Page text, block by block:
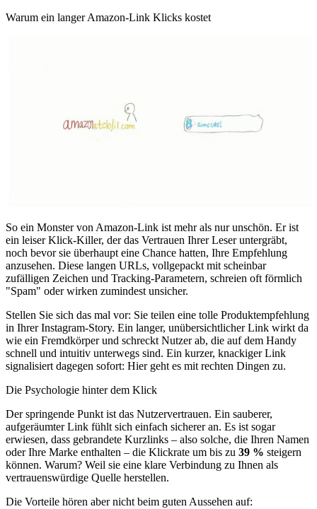
Warum ein langer Amazon-Link Klicks kostet
So ein Monster von Amazon-Link ist mehr als nur unschön. Er ist
ein leiser Klick-Killer, der das Vertrauen Ihrer Leser untergräbt,
noch bevor sie überhaupt eine Chance hatten, Ihre Empfehlung
anzusehen. Diese langen URLs, vollgepackt mit scheinbar
zufälligen Zeichen und Tracking-Parametern, schreien oft förmlich
"Spam" oder wirken zumindest unsicher.
Stellen Sie sich das mal vor: Sie teilen eine tolle Produktempfehlung
in Ihrer Instagram-Story. Ein langer, unübersichtlicher Link wirkt da
wie ein Fremdkörper und schreckt Nutzer ab, die auf dem Handy
schnell und intuitiv unterwegs sind. Ein kurzer, knackiger Link
signalisiert dagegen sofort: Hier geht es mit rechten Dingen zu.
Die Psychologie hinter dem Klick
Der springende Punkt ist das Nutzervertrauen. Ein sauberer,
aufgeräumter Link fühlt sich einfach sicherer an. Es ist sogar
erwiesen, dass gebrandete Kurzlinks – also solche, die Ihren Namen
oder Ihre Marke enthalten – die Klickrate um bis zu 39 % steigern
können. Warum? Weil sie eine klare Verbindung zu Ihnen als
vertrauenswürdige Quelle herstellen.
Die Vorteile hören aber nicht beim guten Aussehen auf: